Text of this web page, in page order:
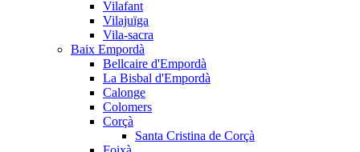
Vilafant
Vilajuïga
Vila-sacra
Baix Empordà
Bellcaire d'Empordà
La Bisbal d'Empordà
Calonge
Colomers
Corçà
Santa Cristina de Corçà